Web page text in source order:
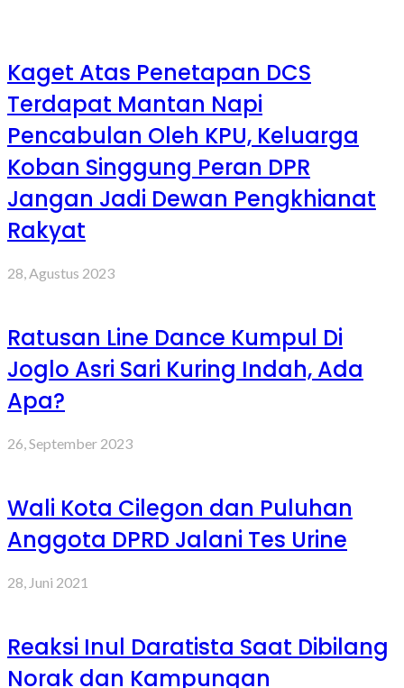
Kaget Atas Penetapan DCS
Terdapat Mantan Napi
Pencabulan Oleh KPU, Keluarga
Koban Singgung Peran DPR
Jangan Jadi Dewan Pengkhianat
Rakyat
28, Agustus 2023
Ratusan Line Dance Kumpul Di
Joglo Asri Sari Kuring Indah, Ada
Apa?
26, September 2023
Wali Kota Cilegon dan Puluhan
Anggota DPRD Jalani Tes Urine
28, Juni 2021
Reaksi Inul Daratista Saat Dibilang
Norak dan Kampungan